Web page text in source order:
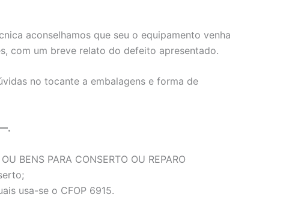
aconselhamos que seu o equipamento venha
com um breve relato do defeito apresentado.
no tocante a embalagens e forma de
BENS PARA CONSERTO OU REPARO
usa-se o CFOP 6915.